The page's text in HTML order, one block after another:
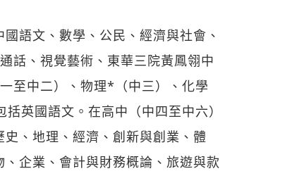
語文、數學、公民、經濟與社會、
話、視覺藝術、東華三院黃鳳翎中
至中二）、物理*（中三）、化學
英國語文。在高中（中四至中六）
、地理、經濟、創新與創業、體
企業、會計與財務概論、旅遊與款